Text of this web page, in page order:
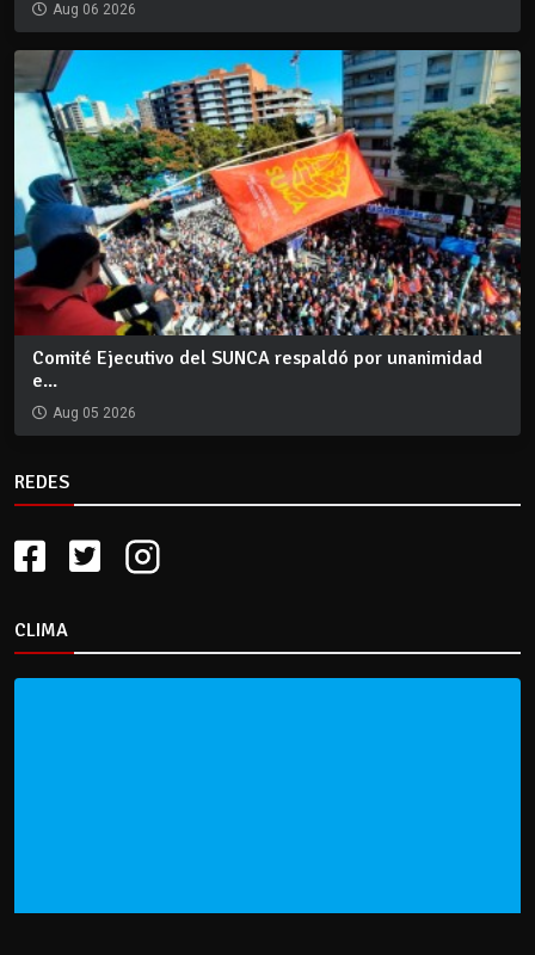
Aug 06 2026
Comité Ejecutivo del SUNCA respaldó por unanimidad
e...
Aug 05 2026
REDES
CLIMA